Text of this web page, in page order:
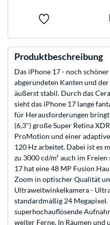
Produktbeschreibung
Das iPhone 17 - noch
abgerundeten Kanten und
äußerst stabil. Durch das
sieht das iPhone 17 lange
für Herausforderungen
(6,3") große Super Retina
ProMotion und einer
120 Hz arbeitet. Dabei ist es
zu 3000 cd/m² auch im
17 hat eine 48 MP Fusion
Zoom in optischer Qualität
Ultraweitwinkel­kamera -
standardmäßig 24
superhochauflösende
weiter Ferne. In Räumen